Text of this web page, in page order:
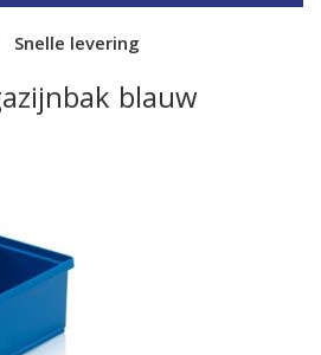
Snelle levering
blauw